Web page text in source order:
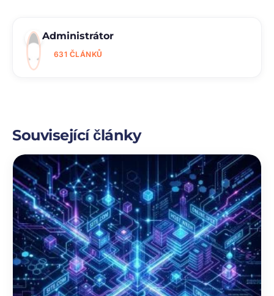
Administrátor
631 ČLÁNKŮ
Související články